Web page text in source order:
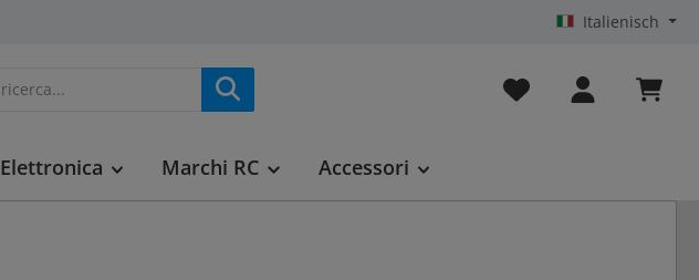
Italienisch
Hai 0 articoli nella
Elettronica Marchi RC Accessori